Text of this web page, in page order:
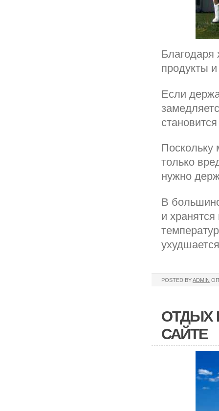
Благодаря
продукты
Если
Поскольку
только
нужно
В
и хранятся
POSTED BYADMIN
ОТДЫХ
САЙТЕ